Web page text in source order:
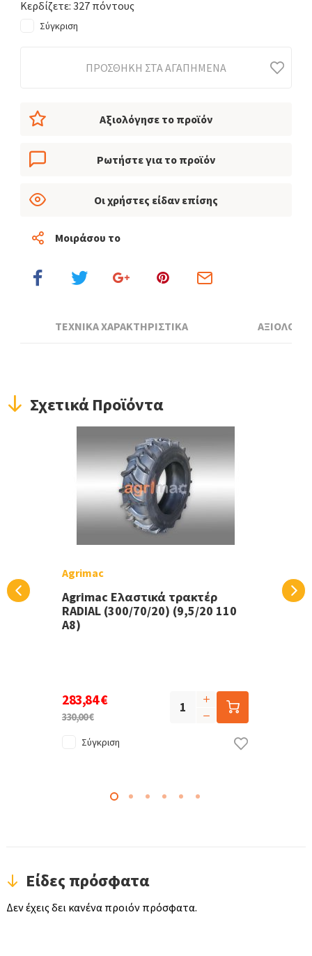
Αξιολόγησε το προϊόν
Ρωτήστε για το προϊόν
Οι χρήστες είδαν επίσης
Μοιράσου το
Κερδίζετε: 327 πόντους
Σύγκριση
ΠΡΟΣΘΉΚΗ ΣΤΑ ΑΓΑΠΗΜΈΝΑ
ΤΕΧΝΙΚΑ ΧΑΡΑΚΤΗΡΙΣΤΙΚΑ
Σχετικά Προϊόντα
Agrimac
Agrimac Ελαστικά τρακτέρ
RADIAL (300/70/20) (9,5/20 110
Α8)
283,84 €
330,00 €
Σύγκριση
Είδες πρόσφατα
Δεν έχεις δει κανένα προιόν πρόσφατα.